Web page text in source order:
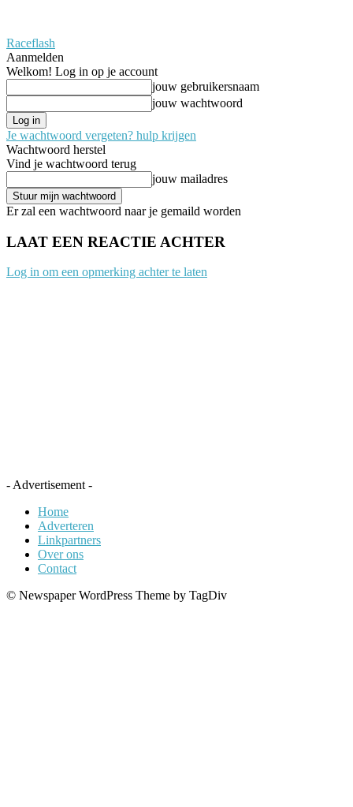
Raceflash
Aanmelden
Welkom! Log in op je account
jouw gebruikersnaam
jouw wachtwoord
Je wachtwoord vergeten? hulp krijgen
Wachtwoord herstel
Vind je wachtwoord terug
jouw mailadres
Er zal een wachtwoord naar je gemaild worden
LAAT EEN REACTIE ACHTER
Log in om een opmerking achter te laten
- Advertisement -
Home
Adverteren
Linkpartners
Over ons
Contact
© Newspaper WordPress Theme by TagDiv